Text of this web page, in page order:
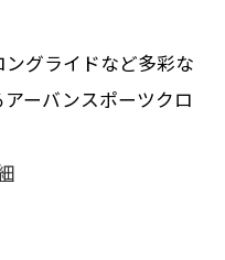
グライドなど多彩な
ーバンスポーツクロ